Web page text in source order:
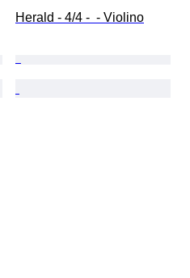
Herald - 4/4 -  - Violino